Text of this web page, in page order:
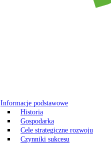
Informacje podstawowe
Historia
Gospodarka
Cele strategiczne rozwoju
Czynniki sukcesu